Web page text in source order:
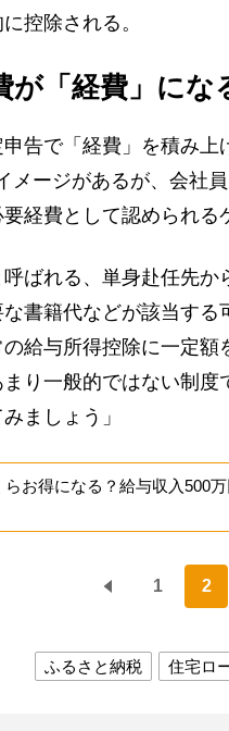
控除される。
が「経費」にな
告で「経費」を積み上
メージがあるが、会社
経費として認められる
呼ばれる、単身赴任先
書籍代などが該当す
給与所得控除に一定
り一般的ではない制
ましょう」
らお得になる？給与収入500
1 2
ふるさと納税 住宅ロ